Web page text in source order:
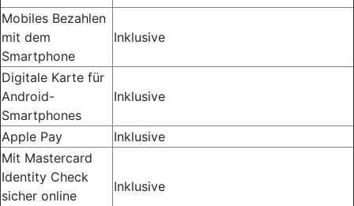
Mobiles Bezahlen
mit dem
Smartphone
Inklusive
Digitale Karte für
Android-
Smartphones
Inklusive
Apple Pay
Inklusive
Mit Mastercard
Identity Check
sicher online
Inklusive